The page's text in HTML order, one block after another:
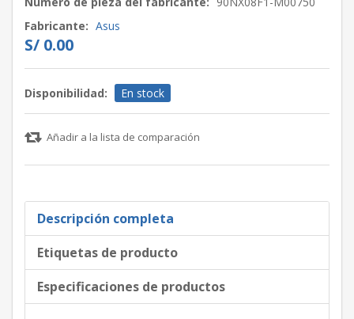
Fabricante: Asus
S/ 0.00
Disponibilidad: En stock
Añadir a la lista de comparación
Descripción completa
Etiquetas de producto
Especificaciones de productos